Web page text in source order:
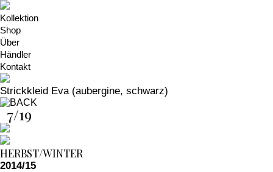
Kollektion
Shop
Über
Händler
Kontakt
Strickkleid Eva (aubergine, schwarz)
7/19
HERBST/WINTER
2014/15